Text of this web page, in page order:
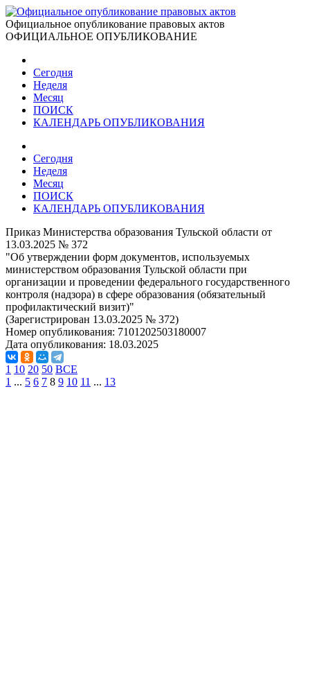
Официальное опубликование правовых актов
ОФИЦИАЛЬНОЕ ОПУБЛИКОВАНИЕ
Сегодня
Неделя
Месяц
ПОИСК
КАЛЕНДАРЬ ОПУБЛИКОВАНИЯ
Сегодня
Неделя
Месяц
ПОИСК
КАЛЕНДАРЬ ОПУБЛИКОВАНИЯ
Приказ Министерства образования Тульской области от
13.03.2025 № 372
"Об утверждении форм документов, используемых
министерством образования Тульской области при
организации и проведении федерального государственного
контроля (надзора) в сфере образования (обязательный
профилактический визит)"
(Зарегистрирован 13.03.2025 № 372)
Номер опубликования: 7101202503180007
Дата опубликования: 18.03.2025
1 10 20 50 ВСЕ
1 ... 5 6 7 8 9 10 11 ... 13